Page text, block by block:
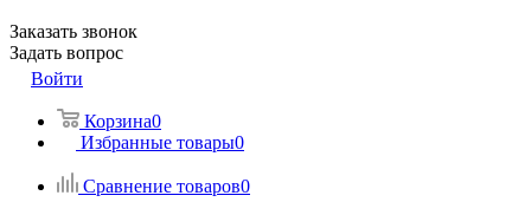
Заказать звонок
Задать вопрос
Войти
Корзина0
Избранные товары0
Сравнение товаров0